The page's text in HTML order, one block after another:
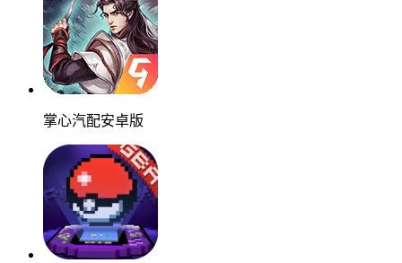
掌心汽配安卓版